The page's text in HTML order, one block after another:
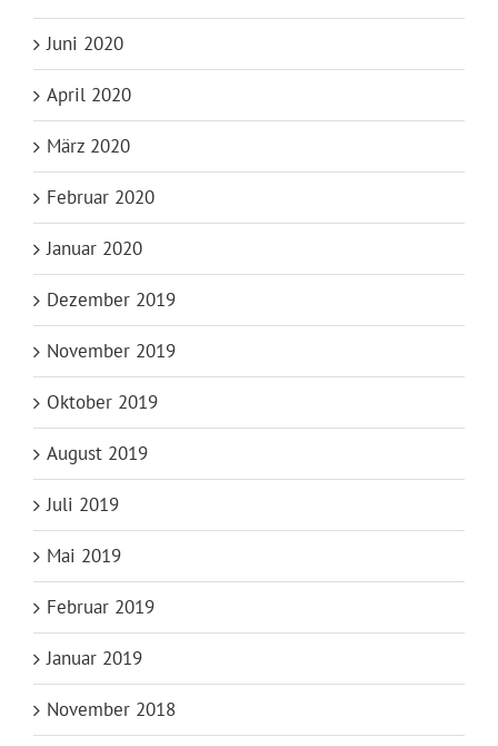
Juni 2020
April 2020
März 2020
Februar 2020
Januar 2020
Dezember 2019
November 2019
Oktober 2019
August 2019
Juli 2019
Mai 2019
Februar 2019
Januar 2019
November 2018